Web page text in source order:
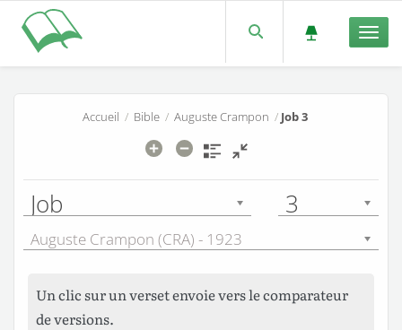
Accueil / Bible/ Auguste Crampon / Job 3
Job 3
Auguste Crampon (CRA) - 1923
Un clic sur un verset envoie vers le comparateur
de versions.